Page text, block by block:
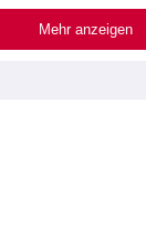
Mehr anzeigen